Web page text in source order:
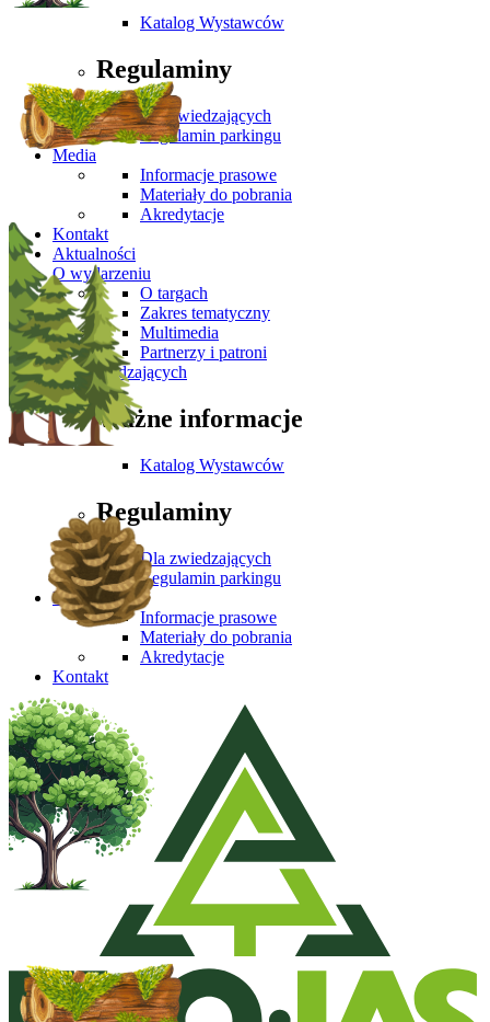
Katalog Wystawców
Regulaminy
Dla zwiedzających
Regulamin parkingu
Media
Informacje prasowe
Materiały do pobrania
Akredytacje
Kontakt
Aktualności
O wydarzeniu
O targach
Zakres tematyczny
Multimedia
Partnerzy i patroni
Dla Zwiedzających
Ważne informacje
Katalog Wystawców
Regulaminy
Dla zwiedzających
Regulamin parkingu
Media
Informacje prasowe
Materiały do pobrania
Akredytacje
Kontakt